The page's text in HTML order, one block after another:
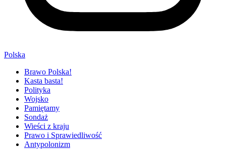
Polska
Brawo Polska!
Kasta basta!
Polityka
Wojsko
Pamiętamy
Sondaż
Wieści z kraju
Prawo i Sprawiedliwość
Antypolonizm